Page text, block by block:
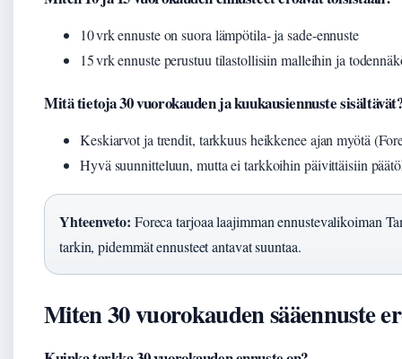
10 vrk ennuste on suora lämpötila- ja sade-ennuste
15 vrk ennuste perustuu tilastollisiin malleihin ja
Mitä tietoja 30 vuorokauden ja kuukausiennuste
Keskiarvot ja trendit, tarkkuus heikkenee ajan myötä
Hyvä suunnitteluun, mutta ei tarkkoihin päivittäisiin
Yhteenveto: Foreca tarjoaa laajimman ennustevalikoiman
tarkin, pidemmät ennusteet antavat suuntaa.
Miten 30 vuorokauden sääennuste